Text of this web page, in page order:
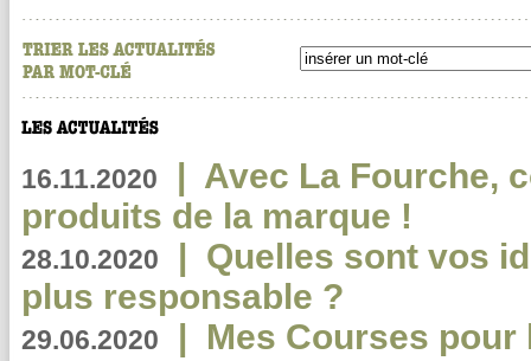
16.11.2020 | Avec La Fourche,
produits de la marque !
28.10.2020 | Quelles sont vos
plus responsable ?
29.06.2020 | Mes Courses pour